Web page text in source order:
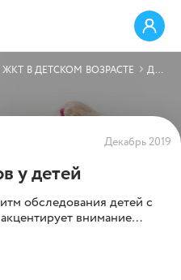
В ДЕТСКОМ ВОЗРАСТЕ ДИАГНОСТИКА ЗАПОРОВ У ДЕТЕЙ
Декабрь 2019
у детей
обследования детей с
внимание
ситуациях, когда
дополнительные